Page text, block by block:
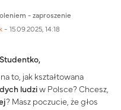
- zaproszenie
- 15.09.2025, 14:18
na to, jak kształtowana
ludzi w Polsce? Chcesz,
? Masz poczucie, że głos